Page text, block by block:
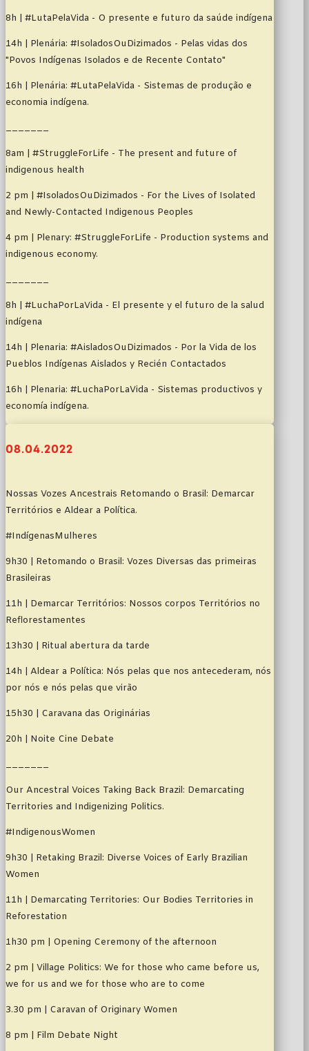
8h | #LutaPelaVida - O presente e futuro da saúde indígena
14h | Plenária: #IsoladosOuDizimados - Pelas vidas dos
"Povos Indígenas Isolados e de Recente Contato"
16h
| Plenária: #LutaPelaVida - Sistemas de produção e
economia indígena.
_______
8am | #StruggleForLife - The present and future of
indigenous health
2 pm | #IsoladosOuDizimados - For the Lives of Isolated
and Newly-Contacted Indigenous Peoples
4 pm | Plenary: #StruggleForLife - Production systems and
indigenous economy.
_______
8h | #LuchaPorLaVida - El presente y el futuro de la salud
indígena
14h | Plenaria: #AisladosOuDizimados - Por la Vida de los
Pueblos Indígenas Aislados y Recién Contactados
16h | Plenaria: #LuchaPorLaVida - Sistemas productivos y
economía indígena.
08.04.2022
Nossas Vozes Ancestrais Retomando o Brasil: Demarcar
Territórios e Aldear a Política.
#IndígenasMulheres
9h30 | Retomando o Brasil: Vozes Diversas das primeiras
Brasileiras
11h | Demarcar Territórios: Nossos corpos Territórios no
Reflorestamentes
13h30 | Ritual abertura da tarde
14h | Aldear a Política: Nós pelas que nos antecederam, nós
por nós e nós pelas que virão
15h30 | Caravana das Originárias
20h | Noite Cine Debate
_______
Our Ancestral Voices Taking Back Brazil: Demarcating
Territories and Indigenizing Politics.
#IndigenousWomen
9h30 | Retaking Brazil: Diverse Voices of Early Brazilian
Women
11h | Demarcating Territories: Our Bodies Territories in
Reforestation
1h30 pm | Opening Ceremony of the afternoon
2 pm | Village Politics: We for those who came before us,
we for us and we for those who are to come
3.30 pm | Caravan of Originary Women
8 pm | Film Debate Night